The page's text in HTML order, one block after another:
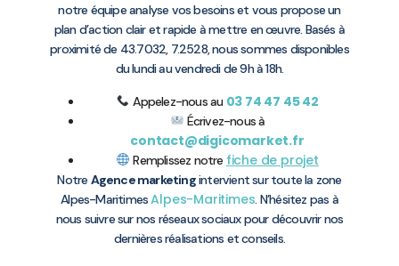
notre équipe analyse vos besoins et vous propose un
plan d’action clair et rapide à mettre en œuvre. Basés à
proximité de 43.7032, 7.2528, nous sommes disponibles
du lundi au vendredi de 9h à 18h.
Appelez-nous au 03 74 47 45 42
Écrivez-nous à
contact@digicomarket.fr
Remplissez notre fiche de projet
Notre Agence marketingintervient sur toute la zone
Alpes-MaritimesAlpes-Maritimes. N’hésitez pas à
nous suivre sur nos réseaux sociaux pour découvrir nos
dernières réalisations et conseils.